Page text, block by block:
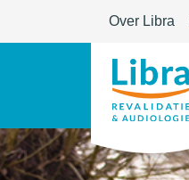
Over Libra